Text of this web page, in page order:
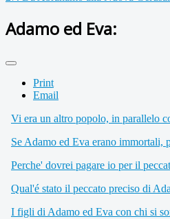
Adamo ed Eva:
Print
Email
Vi era un altro popolo, in parallelo
Se Adamo ed Eva erano immortali,
Perche' dovrei pagare io per il
Qual'é stato il peccato preciso di
I figli di Adamo ed Eva con chi si